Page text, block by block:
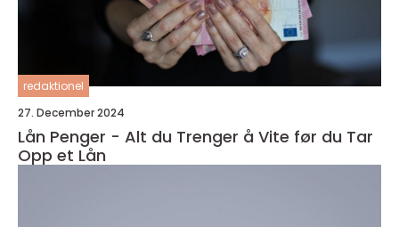
redaktionel
27. December 2024
Lån Penger - Alt du Trenger å Vite før du Tar
Opp et Lån